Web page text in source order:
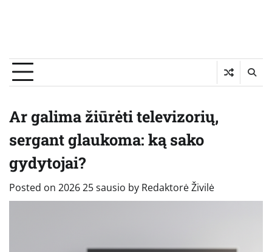
Ar galima žiūrėti televizorių,
sergant glaukoma: ką sako
gydytojai?
Posted on 2026 25 sausio by Redaktorė Živilė